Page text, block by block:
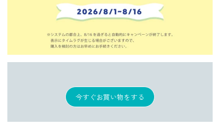
今すぐお買い物をする